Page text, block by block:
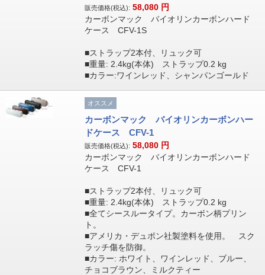
販売価格(税込): 58,080 円
カーボンマック バイオリンカーボンハード
ケース CFV-1S
■ストラップ2本付、リュック可
■重量: 2.4kg(本体) ストラップ0.2 kg
■カラー:ワインレッド、シャンパンゴールド
オススメ
カーボンマック バイオリンカーボンハー
ドケース CFV-1
販売価格(税込): 58,080 円
カーボンマック バイオリンカーボンハード
ケース CFV-1
■ストラップ2本付、リュック可
■重量: 2.4kg(本体) ストラップ0.2 kg
■全てシースルータイプ。カーボン柄プリン
ト。
■アメリカ・デュポン社製塗料を使用。 スク
ラッチ傷を防御。
■カラー: ホワイト、ワインレッド、ブルー、
チョコブラウン、ミルクティー